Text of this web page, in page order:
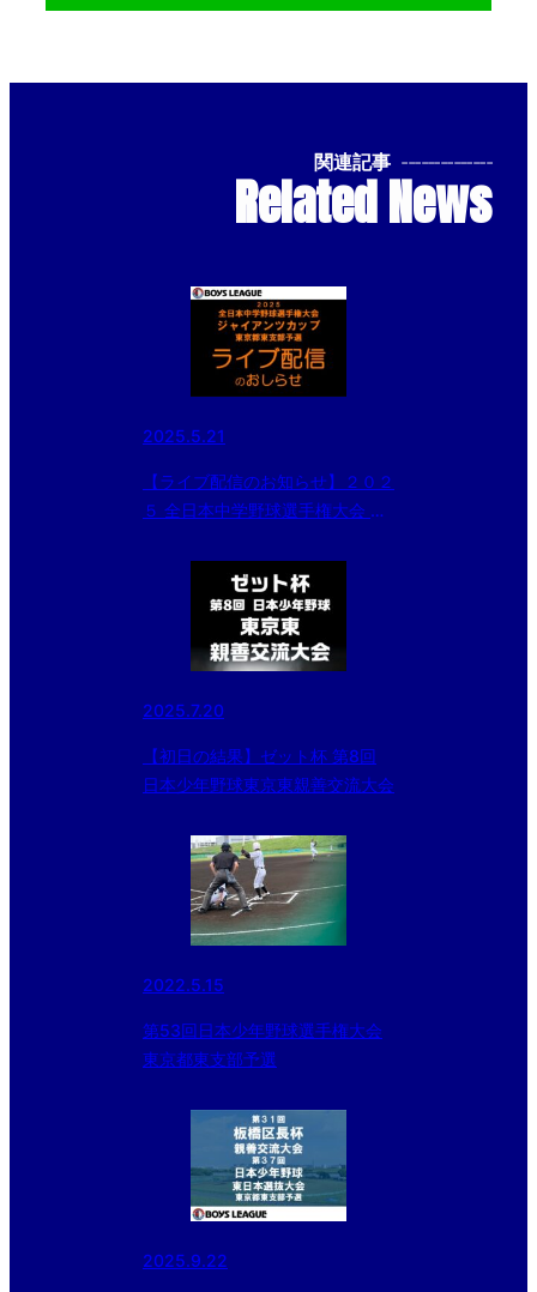
関連記事 --------------
Related News
2025.5.21
【ライブ配信のお知らせ】２０２
５ 全日本中学野球選手権大会 ジ
2025.7.20
【初日の結果】ゼット杯 第8回
日本少年野球東京東親善交流大会
2022.5.15
第53回日本少年野球選手権大会
東京都東支部予選
2025.9.22